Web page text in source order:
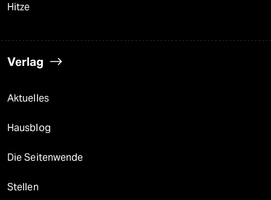
Hitze
Verlag
Aktuelles
Hausblog
Die Seitenwende
Stellen